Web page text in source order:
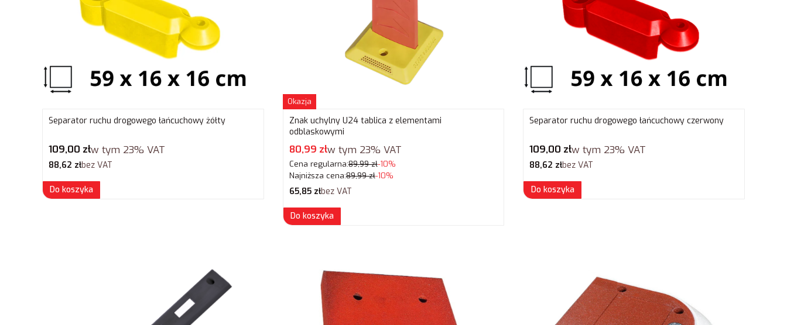
Separator ruchu drogowego łańcuchowy żółty
Cena brutto
109,00 złw tym 23% VAT
Cena netto
88,62 złbez VAT
Do koszyka
Okazja
Znak uchylny U24 tablica z elementami
odblaskowymi
Cena promocyjna brutto
80,99 złw tym 23% VAT
Cena regularna:89,99 zł-10%
Najniższa cena:89,99 zł-10%
Cena netto
65,85 złbez VAT
Do koszyka
Separator ruchu drogowego łańcuchowy czerwony
Cena brutto
109,00 złw tym 23%VAT
Cena netto
88,62 złbez VAT
Do koszyka